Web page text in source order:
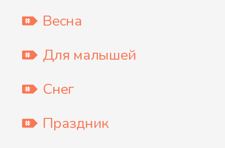
Весна
Для малышей
Снег
Праздник